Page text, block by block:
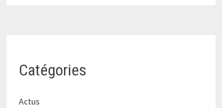
Catégories
Actus